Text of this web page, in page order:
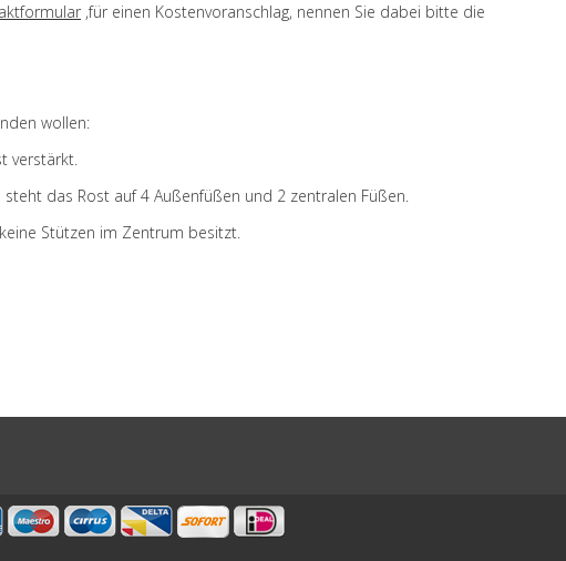
,für einen Kostenvoranschlag, nennen Sie dabei bitte die
wollen:
verstärkt.
das Rost auf 4 Außenfüßen und 2 zentralen Füßen.
Stützen im Zentrum besitzt.